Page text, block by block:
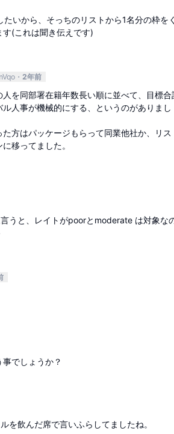
いから、そっちのリストから1名分の枠をく
(これは聞き伝えです)
2年前
を同部署在籍年数長い順に並べて、目標合
人事が機械的にする、というのがありまし
方はパッケージもらって同業他社か、リス
移ってました。
うと、レイトがpoorとmoderate は対象な
でしょうか？
を飲んだ席で言いふらしてましたね。